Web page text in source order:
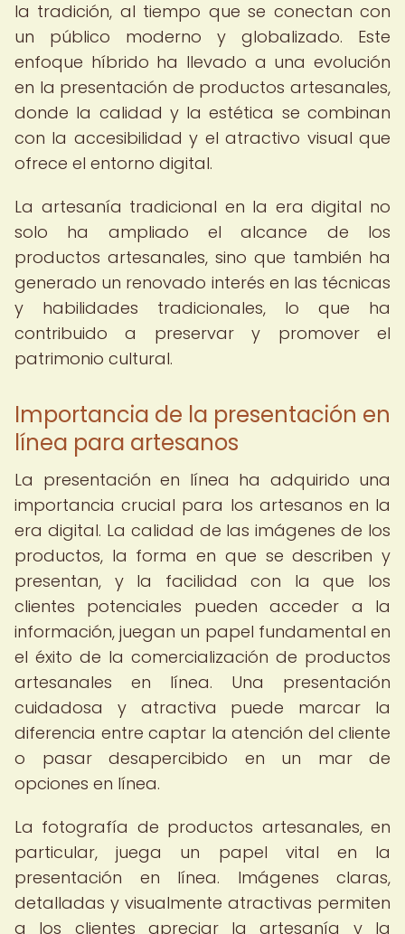
la tradición, al tiempo que se conectan con
un público moderno y globalizado. Este
enfoque híbrido ha llevado a una evolución
en la presentación de productos artesanales,
donde la calidad y la estética se combinan
con la accesibilidad y el atractivo visual que
ofrece el entorno digital.
La artesanía tradicional en la era digital no
solo ha ampliado el alcance de los
productos artesanales, sino que también ha
generado un renovado interés en las técnicas
y habilidades tradicionales, lo que ha
contribuido a preservar y promover el
patrimonio cultural.
Importancia de la presentación en
línea para artesanos
La presentación en línea ha adquirido una
importancia crucial para los artesanos en la
era digital. La calidad de las imágenes de los
productos, la forma en que se describen y
presentan, y la facilidad con la que los
clientes potenciales pueden acceder a la
información, juegan un papel fundamental en
el éxito de la comercialización de productos
artesanales en línea. Una presentación
cuidadosa y atractiva puede marcar la
diferencia entre captar la atención del cliente
o pasar desapercibido en un mar de
opciones en línea.
La fotografía de productos artesanales, en
particular, juega un papel vital en la
presentación en línea. Imágenes claras,
detalladas y visualmente atractivas permiten
a los clientes apreciar la artesanía y la